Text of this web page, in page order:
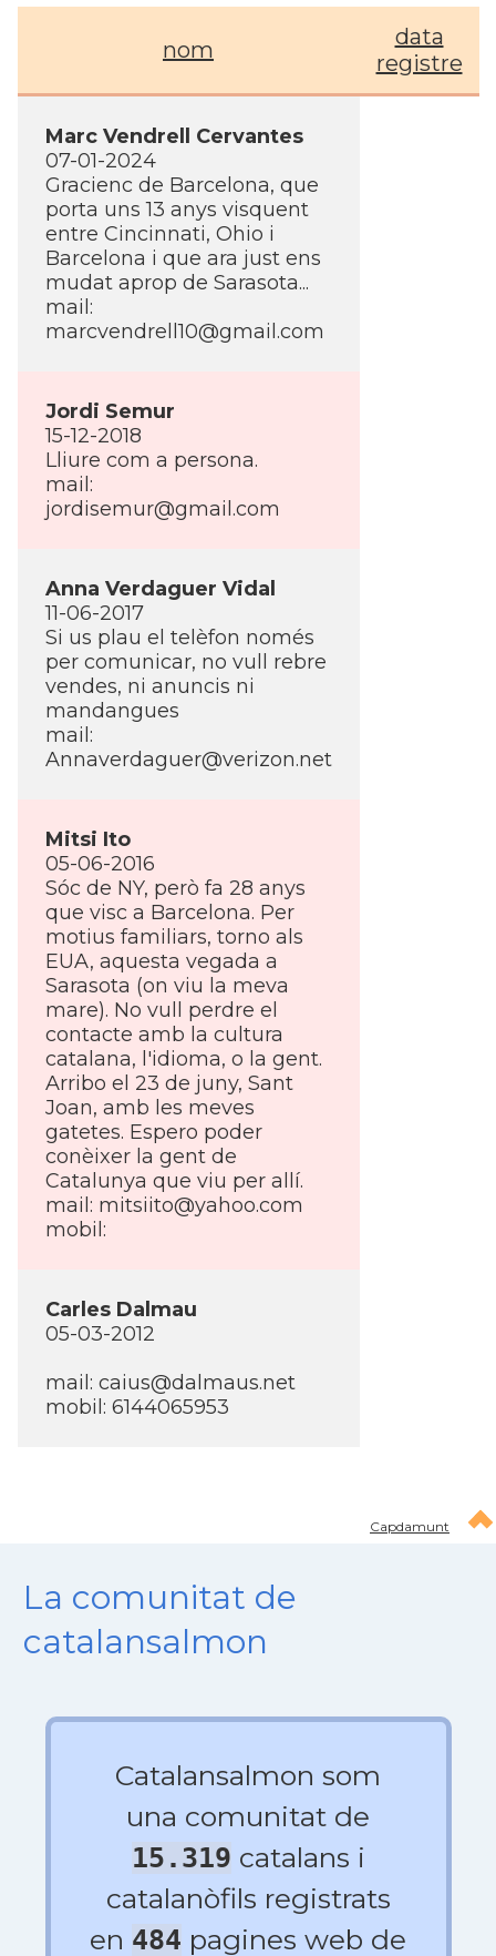
nom
data
registre
Marc Vendrell Cervantes
07-01-2024
Gracienc de Barcelona, que
porta uns 13 anys visquent
entre Cincinnati, Ohio i
Barcelona i que ara just ens
mudat aprop de Sarasota...
mail:
marcvendrell10@gmail.com
Jordi Semur
15-12-2018
Lliure com a persona.
mail:
jordisemur@gmail.com
Anna Verdaguer Vidal
11-06-2017
Si us plau el telèfon només
per comunicar, no vull rebre
vendes, ni anuncis ni
mandangues
mail:
Annaverdaguer@verizon.net
Mitsi Ito
05-06-2016
Sóc de NY, però fa 28 anys
que visc a Barcelona. Per
motius familiars, torno als
EUA, aquesta vegada a
Sarasota (on viu la meva
mare). No vull perdre el
contacte amb la cultura
catalana, l'idioma, o la gent.
Arribo el 23 de juny, Sant
Joan, amb les meves
gatetes. Espero poder
conèixer la gent de
Catalunya que viu per allí­.
mail: mitsiito@yahoo.com
mobil:
Carles Dalmau
05-03-2012
mail: caius@dalmaus.net
mobil: 6144065953
Capdamunt
La comunitat de
catalansalmon
Catalansalmon som
una comunitat de
15.319 catalans i
catalanòfils registrats
en 484 pagines web de